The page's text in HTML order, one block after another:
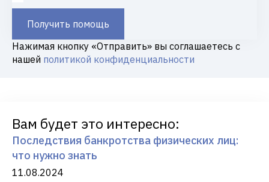
Получить помощь
Нажимая кнопку «Отправить» вы соглашаетесь с
нашей политикой конфиденциальности
Вам будет это интересно:
Последствия банкротства физических лиц:
что нужно знать
11.08.2024